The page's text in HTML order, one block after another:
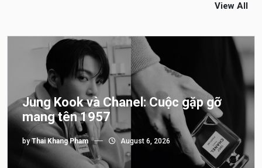
View All
Jung Kook và Chanel: Cuộc gặp gỡ
mang tên 1957
byThai Khang Pham August 6, 2026